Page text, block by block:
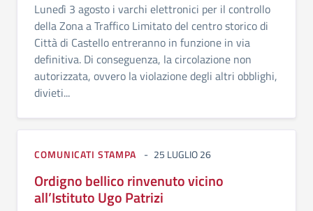
Lunedì 3 agosto i varchi elettronici per il controllo
della Zona a Traffico Limitato del centro storico di
Città di Castello entreranno in funzione in via
definitiva. Di conseguenza, la circolazione non
autorizzata, ovvero la violazione degli altri obblighi,
divieti...
COMUNICATI STAMPA 25 LUGLIO 26
Ordigno bellico rinvenuto vicino
all’Istituto Ugo Patrizi